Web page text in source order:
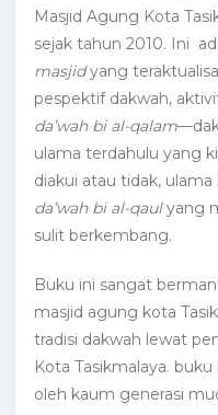
Masjid Agung Kota
sejak tahun 2010. Ini
masjidyang
pespektif dakwah,
da’wah bi al-qalam
ulama terdahulu yang
diakui atau tidak,
da’wah bi al-qaulyang
sulit berkembang.
Buku ini sangat
masjid agung kota
tradisi dakwah lewat
Kota Tasikmalaya.
oleh kaum generasi